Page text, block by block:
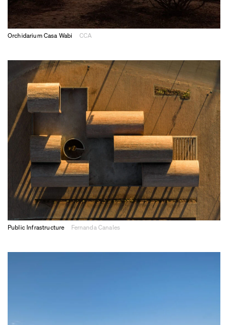
Orchidarium Casa Wabi CCA
Public Infrastructure Fernanda Canales